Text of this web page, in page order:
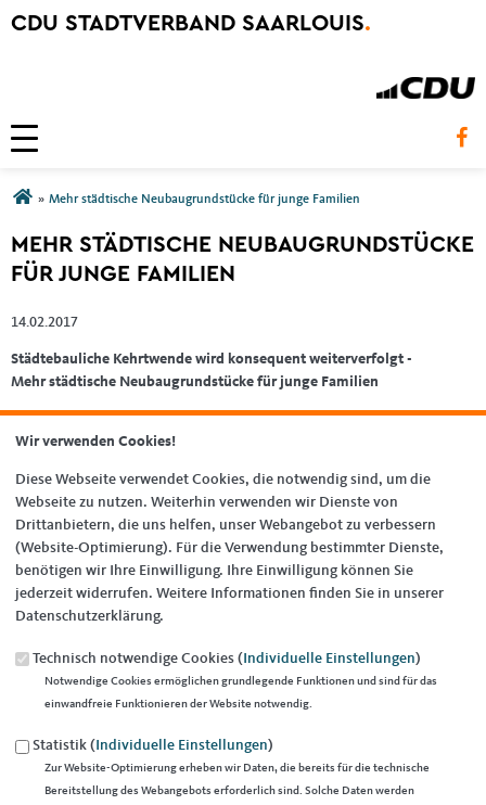
CDU STADTVERBAND SAARLOUIS.
Toggle navigation
Sie sind hier
» Mehr städtische Neubaugrundstücke für junge Familien
MEHR STÄDTISCHE NEUBAUGRUNDSTÜCKE
FÜR JUNGE FAMILIEN
14.02.2017
Städtebauliche Kehrtwende wird konsequent weiterverfolgt -
Mehr städtische Neubaugrundstücke für junge Familien
Pressemitteilung von CDU Stadtratsfraktion und Bündnis 90/Die
Grünen
Saarlouis, 14. Februar 2017
Saarlouis. Der Antrag von CDU und BÜNDNIS 90/DIE GRÜNEN zur
Schaffung von Bauplätzen für junge Familien wurde in der
vergangenen Woche im Ausschuss für Stadtplanung, Bauen, Umwelt
einstimmig angenommen.
„Ich bin froh, dass unser Antrag im Ausschuss auf Zustimmung
kostengünstig Bauland zu erwerben, um ihren Wunsch nach einem
Eigenheim in Saarlouis realisieren zu können. Hierzu wollen wir
kleinere Gebiete arrondieren und jeweils eine überschaubare Anzahl
Schäfer.
Gabriel Mahren, Fraktionschef der Grünen, ergänzt: „Dabei ist uns
besonders wichtig, dass wir die Arrondierungen innerhalb des
Wir verwenden Cookies!
Diese Webseite verwendet Cookies, die notwendig sind, um die
Webseite zu nutzen. Weiterhin verwenden wir Dienste von
Drittanbietern, die uns helfen, unser Webangebot zu verbessern
(Website-Optimierung). Für die Verwendung bestimmter Dienste,
benötigen wir Ihre Einwilligung. Ihre Einwilligung können Sie
jederzeit widerrufen. Weitere Informationen finden Sie in unserer
Datenschutzerklärung.
Technisch notwendige Cookies ( Individuelle Einstellungen)
Notwendige Cookies ermöglichen grundlegende Funktionen und sind für das
einwandfreie Funktionieren der Website notwendig.
Statistik ( Individuelle Einstellungen)
Zur Website-Optimierung erheben wir Daten, die bereits für die technische
Bereitstellung des Webangebots erforderlich sind. Solche Daten werden